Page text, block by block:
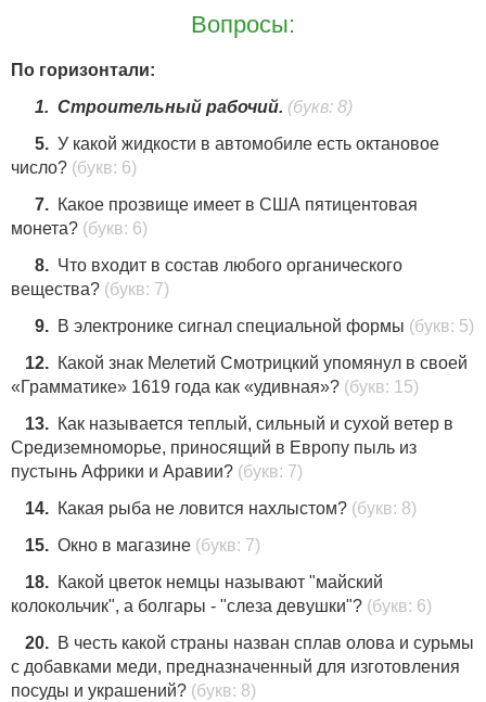
Вопросы:
По горизонтали:
1. Строительный рабочий. (букв: 8)
5. У какой жидкости в автомобиле есть октановое
число? (букв: 6)
7. Какое прозвище имеет в США пятицентовая
монета? (букв: 6)
8. Что входит в состав любого органического
вещества? (букв: 7)
9. В электронике сигнал специальной формы (букв: 5)
12. Какой знак Мелетий Смотрицкий упомянул в своей
«Грамматике» 1619 года как «удивная»? (букв: 15)
13. Как называется теплый, сильный и сухой ветер в
Средиземноморье, приносящий в Европу пыль из
пустынь Африки и Аравии? (букв: 7)
14. Какая рыба не ловится нахлыстом? (букв: 8)
15. Окно в магазине (букв: 7)
18. Какой цветок немцы называют "майский
колокольчик", а болгары - "слеза девушки"? (букв: 6)
20. В честь какой страны назван сплав олова и сурьмы
с добавками меди, предназначенный для изготовления
посуды и украшений? (букв: 8)